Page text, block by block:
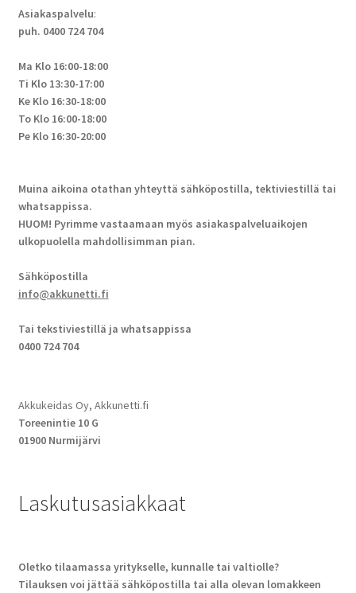
Asiakaspalvelu:
puh. 0400 724 704
Ma Klo 16:00-18:00
Ti Klo 13:30-17:00
Ke Klo 16:30-18:00
To Klo 16:00-18:00
Pe Klo 16:30-20:00
Muina aikoina otathan yhteyttä sähköpostilla, tektiviestillä tai
whatsappissa.
HUOM! Pyrimme vastaamaan myös asiakaspalveluaikojen
ulkopuolella mahdollisimman pian.
Sähköpostilla
info@akkunetti.fi
Tai tekstiviestillä ja whatsappissa
0400 724 704
Akkukeidas Oy, Akkunetti.fi
Toreenintie 10 G
01900 Nurmijärvi
Laskutusasiakkaat
Oletko tilaamassa yritykselle, kunnalle tai valtiolle?
Tilauksen voi jättää sähköpostilla tai alla olevan lomakkeen